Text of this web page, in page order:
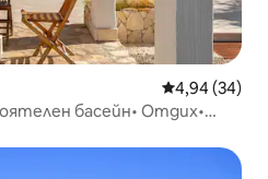
Средна
4,94 (34)
басейн• Отдих•